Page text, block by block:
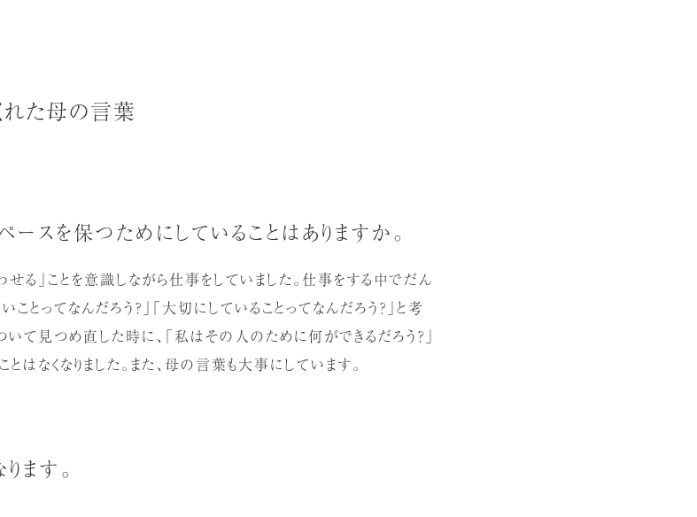
れた母の言葉
スを保つためにしていることはありますか。
る」ことを意識しながら仕事をしていました。仕事をする中でだん
とってなんだろう？」「大切にしていることってなんだろう？」と考
いて見つめ直した時に、「私はその人のために何ができるだろう？」
とはなくなりました。また、母の言葉も大事にしています。
ます。